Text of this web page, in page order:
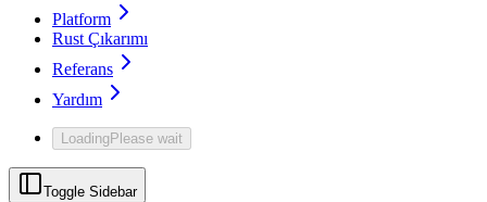
Platform
Rust Çıkarımı
Referans
Yardım
LoadingPlease wait
Toggle Sidebar